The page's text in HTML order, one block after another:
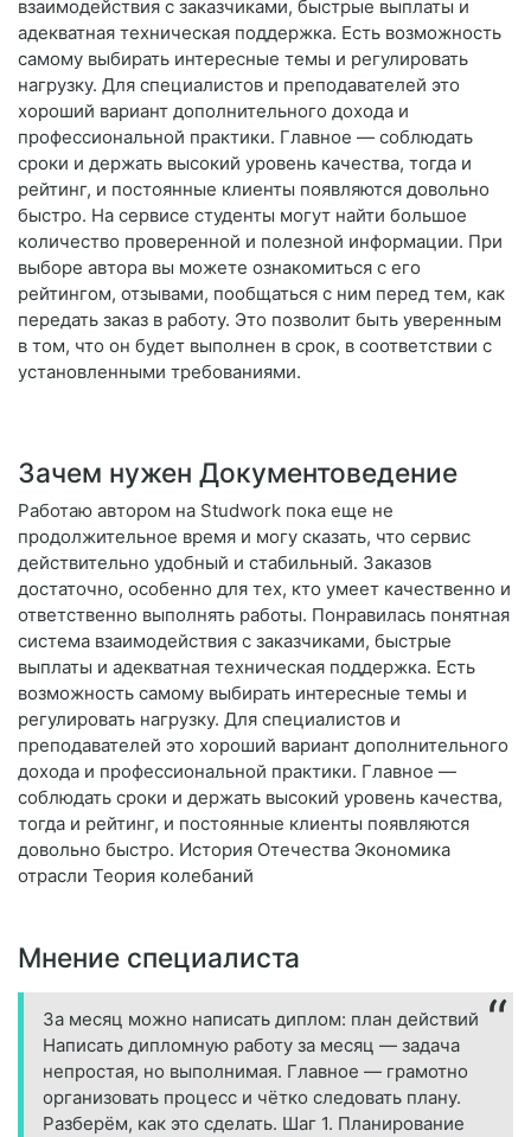
взаимодействия с заказчиками, быстрые выплаты и
адекватная техническая поддержка. Есть возможность
самому выбирать интересные темы и регулировать
нагрузку. Для специалистов и преподавателей это
хороший вариант дополнительного дохода и
профессиональной практики. Главное — соблюдать
сроки и держать высокий уровень качества, тогда и
рейтинг, и постоянные клиенты появляются довольно
быстро. На сервисе студенты могут найти большое
количество проверенной и полезной информации. При
выборе автора вы можете ознакомиться с его
рейтингом, отзывами, пообщаться с ним перед тем, как
передать заказ в работу. Это позволит быть уверенным
в том, что он будет выполнен в срок, в соответствии с
установленными требованиями.
Зачем нужен Документоведение
Работаю автором на Studwork пока еще не
продолжительное время и могу сказать, что сервис
действительно удобный и стабильный. Заказов
достаточно, особенно для тех, кто умеет качественно и
ответственно выполнять работы. Понравилась понятная
система взаимодействия с заказчиками, быстрые
выплаты и адекватная техническая поддержка. Есть
возможность самому выбирать интересные темы и
регулировать нагрузку. Для специалистов и
преподавателей это хороший вариант дополнительного
дохода и профессиональной практики. Главное —
соблюдать сроки и держать высокий уровень качества,
тогда и рейтинг, и постоянные клиенты появляются
довольно быстро. История Отечества Экономика
отрасли Теория колебаний
Мнение специалиста
За месяц можно написать диплом: план действий
Написать дипломную работу за месяц — задача
непростая, но выполнимая. Главное — грамотно
организовать процесс и чётко следовать плану.
Разберём, как это сделать. Шаг 1. Планирование